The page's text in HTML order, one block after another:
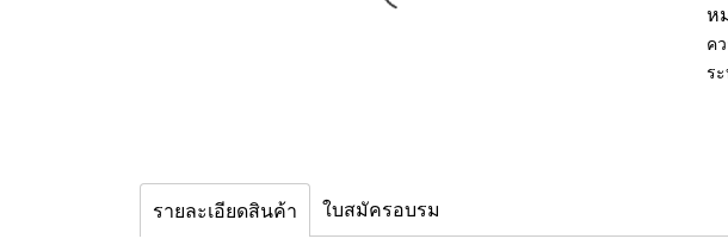
ห
ค
ร
รายละเอียดสินค้า ใบสมัครอบรม